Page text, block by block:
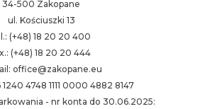
34-500 Zakopane
ul. Kościuszki 13
(+48) 18 20 20 400
(+48) 18 20 20 444
office@zakopane.eu
4748 1111 0000 4882 8147
- nr konta do 30.06.2025: